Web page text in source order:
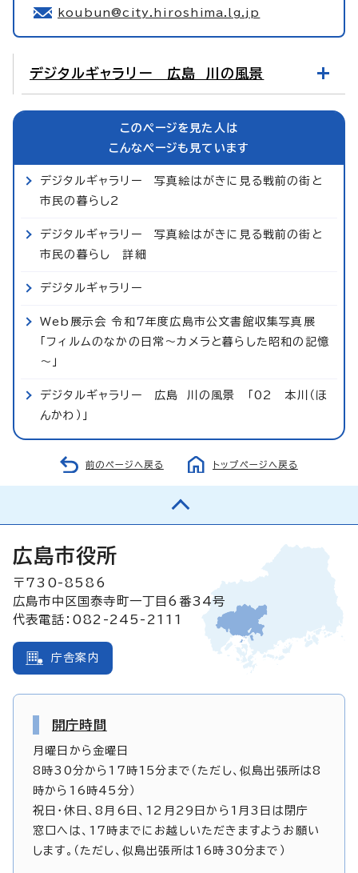
koubun@city.hiroshima.lg.jp
デジタルギャラリー 広島 川の風景
このページを見た人は
こんなページも見ています
デジタルギャラリー 写真絵はがきに見る戦前の街と
市民の暮らし2
デジタルギャラリー 写真絵はがきに見る戦前の街と
市民の暮らし 詳細
デジタルギャラリー
Web展示会 令和7年度広島市公文書館収集写真展
「フィルムのなかの日常～カメラと暮らした昭和の記憶
～」
デジタルギャラリー 広島 川の風景 「02 本川（ほ
んかわ）」
前のページへ戻る トップページへ戻る
広島市役所
〒730-8586
広島市中区国泰寺町一丁目6番34号
代表電話：082-245-2111
庁舎案内
開庁時間
月曜日から金曜日
8時30分から17時15分まで（ただし、似島出張所は8
時から16時45分）
祝日・休日、8月6日、12月29日から1月3日は閉庁
窓口へは、17時までにお越しいただきますようお願い
します。（ただし、似島出張所は16時30分まで）